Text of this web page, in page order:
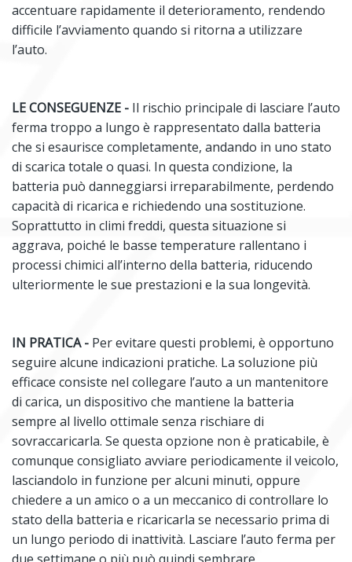
accentuare rapidamente il deterioramento, rendendo
difficile l’avviamento quando si ritorna a utilizzare
l’auto.
LE CONSEGUENZE - Il rischio principale di lasciare l’auto
ferma troppo a lungo è rappresentato dalla batteria
che si esaurisce completamente, andando in uno stato
di scarica totale o quasi. In questa condizione, la
batteria può danneggiarsi irreparabilmente, perdendo
capacità di ricarica e richiedendo una sostituzione.
Soprattutto in climi freddi, questa situazione si
aggrava, poiché le basse temperature rallentano i
processi chimici all’interno della batteria, riducendo
ulteriormente le sue prestazioni e la sua longevità.
IN PRATICA - Per evitare questi problemi, è opportuno
seguire alcune indicazioni pratiche. La soluzione più
efficace consiste nel collegare l’auto a un mantenitore
di carica, un dispositivo che mantiene la batteria
sempre al livello ottimale senza rischiare di
sovraccaricarla. Se questa opzione non è praticabile, è
comunque consigliato avviare periodicamente il veicolo,
lasciandolo in funzione per alcuni minuti, oppure
chiedere a un amico o a un meccanico di controllare lo
stato della batteria e ricaricarla se necessario prima di
un lungo periodo di inattività. Lasciare l’auto ferma per